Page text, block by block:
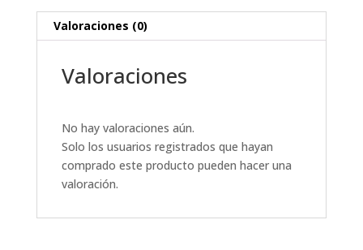
Valoraciones (0)
Valoraciones
No hay valoraciones aún.
Solo los usuarios registrados que hayan
comprado este producto pueden hacer una
valoración.